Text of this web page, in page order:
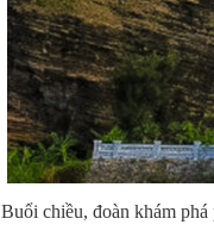
Buổi chiều, đoàn khám